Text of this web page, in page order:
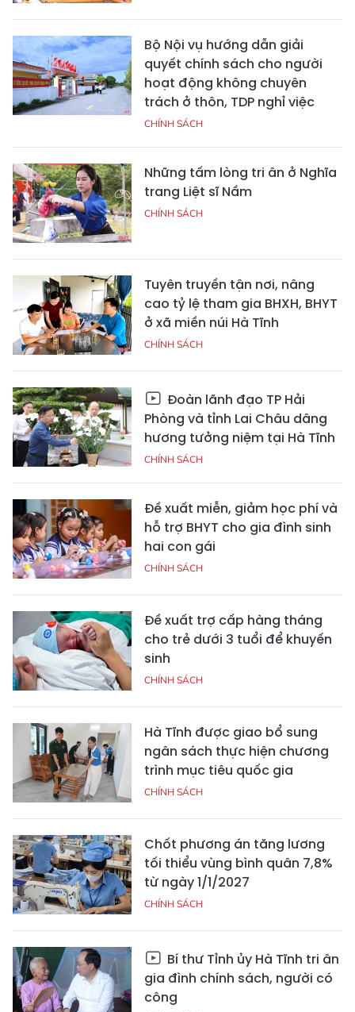
Bộ Nội vụ hướng dẫn giải
quyết chính sách cho người
hoạt động không chuyên
trách ở thôn, TDP nghỉ việc
CHÍNH SÁCH
Những tấm lòng tri ân ở Nghĩa
trang Liệt sĩ Nầm
CHÍNH SÁCH
Tuyên truyền tận nơi, nâng
cao tỷ lệ tham gia BHXH, BHYT
ở xã miền núi Hà Tĩnh
CHÍNH SÁCH
Đoàn lãnh đạo TP Hải
Phòng và tỉnh Lai Châu dâng
hương tưởng niệm tại Hà Tĩnh
CHÍNH SÁCH
Đề xuất miễn, giảm học phí và
hỗ trợ BHYT cho gia đình sinh
hai con gái
CHÍNH SÁCH
Đề xuất trợ cấp hàng tháng
cho trẻ dưới 3 tuổi để khuyến
sinh
CHÍNH SÁCH
Hà Tĩnh được giao bổ sung
ngân sách thực hiện chương
trình mục tiêu quốc gia
CHÍNH SÁCH
Chốt phương án tăng lương
tối thiểu vùng bình quân 7,8%
từ ngày 1/1/2027
CHÍNH SÁCH
Bí thư Tỉnh ủy Hà Tĩnh tri ân
gia đình chính sách, người có
công